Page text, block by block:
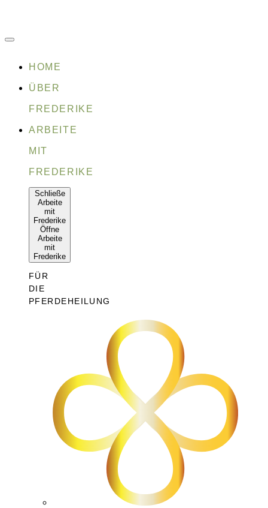
Inhalt
HOME
ÜBER
FREDERIKE
ARBEITE
MIT
FREDERIKE
Schließe
Arbeite
mit
Frederike
Öffne
Arbeite
mit
Frederike
FÜR
DIE
PFERDEHEILUNG